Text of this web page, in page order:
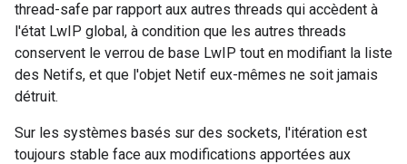
thread-safe par rapport aux autres threads qui accèdent à
l'état LwIP global, à condition que les autres threads
conservent le verrou de base LwIP tout en modifiant la liste
des Netifs, et que l'objet Netif eux-mêmes ne soit jamais
détruit.
Sur les systèmes basés sur des sockets, l'itération est
toujours stable face aux modifications apportées aux